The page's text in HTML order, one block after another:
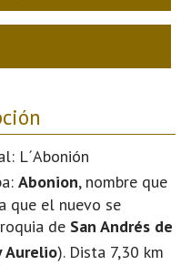
L´Abonión
Abonion, nombre que
que el nuevo se
de San Andrés de
Aurelio). Dista 7,30 km